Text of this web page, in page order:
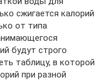
сжигается калорий
от типа
будут строго
таблицу, в которой
при разной